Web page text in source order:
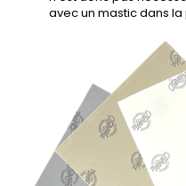
avec un mastic dans